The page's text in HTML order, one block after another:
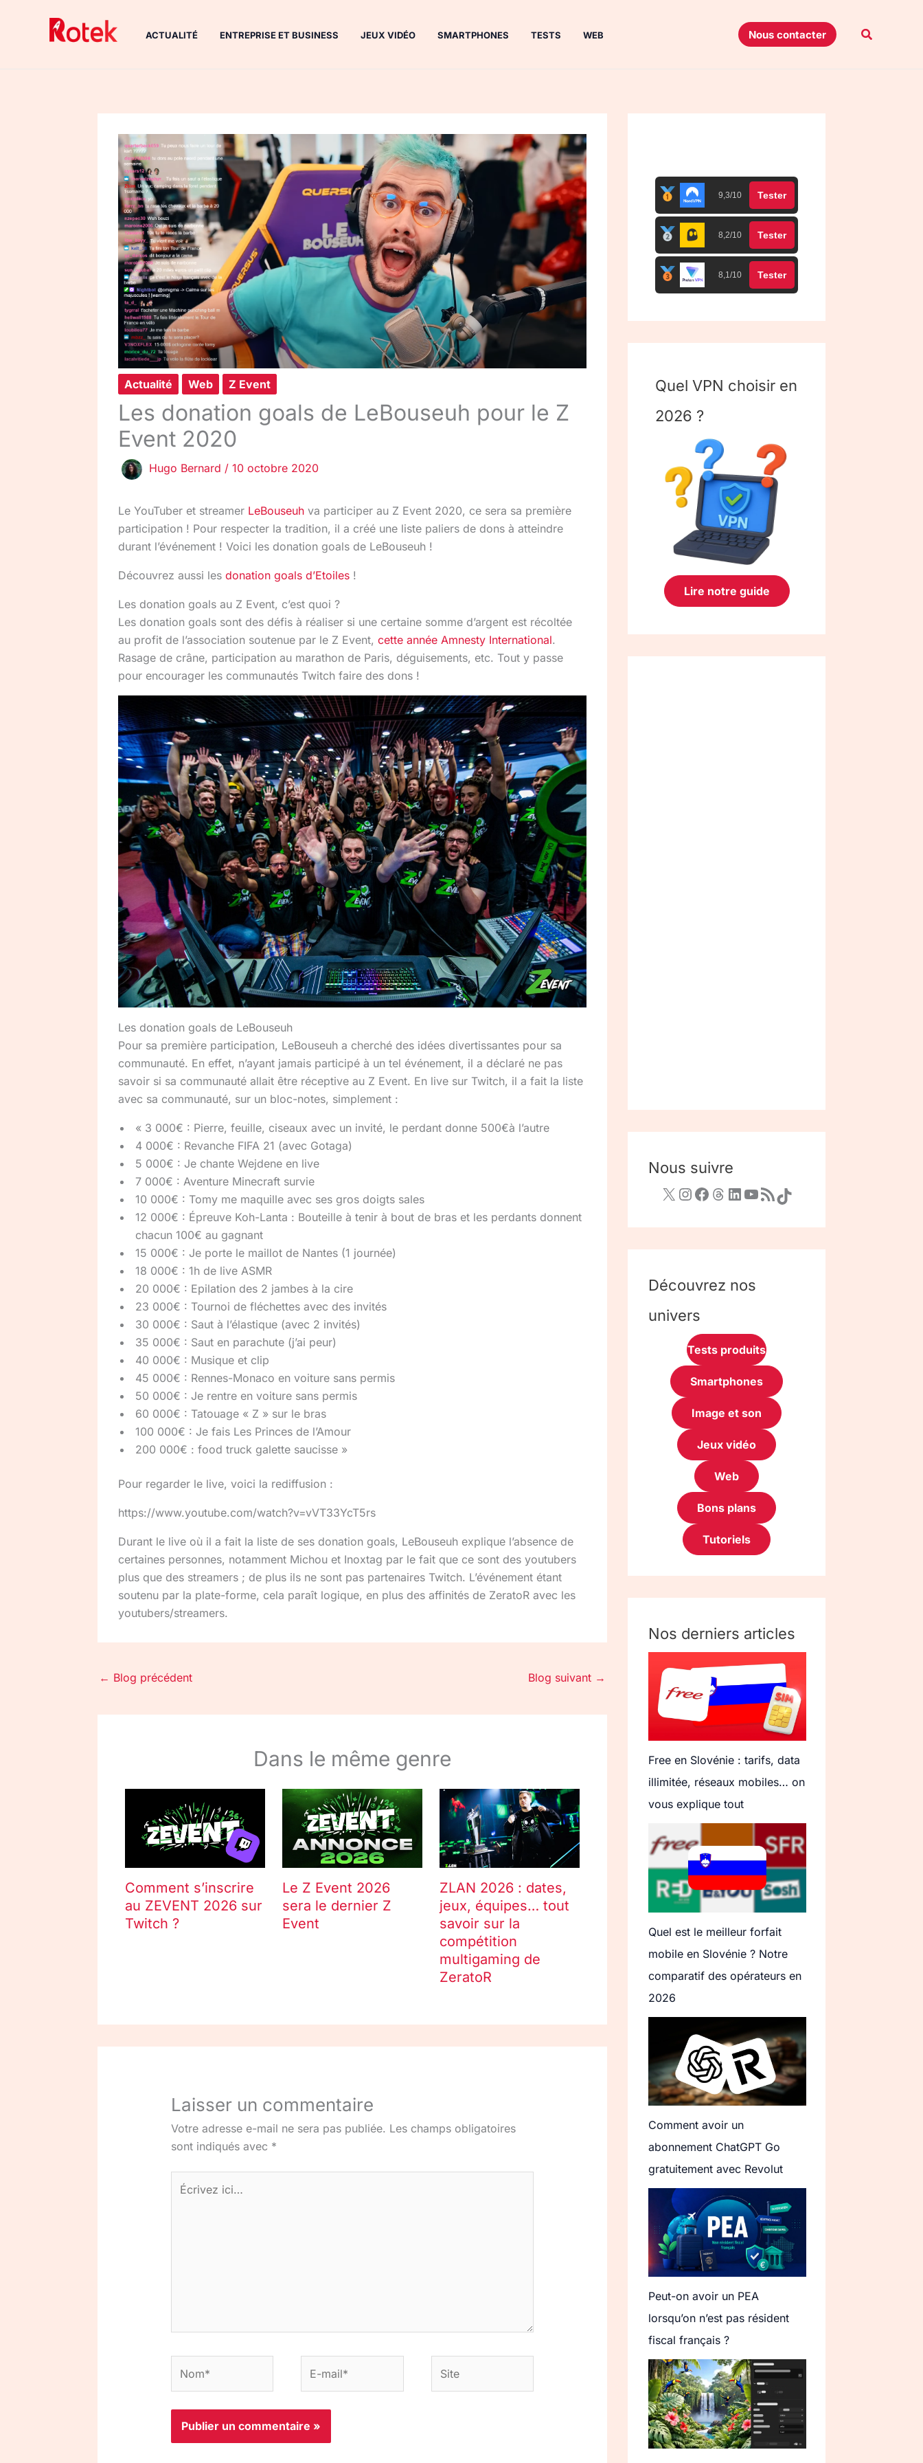
ACTUALITÉ ENTREPRISE ET BUSINESS JEUX VIDÉO SMARTPHONES TESTS WEB Nous contacter
Actualité Web Z Event
Les donation goals de LeBouseuh pour le Z
Event 2020
Hugo Bernard / 10 octobre 2020
Le YouTuber et streamer LeBouseuh va participer au Z Event 2020, ce sera sa première
participation ! Pour respecter la tradition, il a créé une liste paliers de dons à atteindre
durant l’événement ! Voici les donation goals de LeBouseuh !
Découvrez aussi les donation goals d’Etoiles !
Les donation goals au Z Event, c’est quoi ?
Les donation goals sont des défis à réaliser si une certaine somme d’argent est récoltée
au profit de l’association soutenue par le Z Event, cette année Amnesty International.
Rasage de crâne, participation au marathon de Paris, déguisements, etc. Tout y passe
pour encourager les communautés Twitch faire des dons !
Les donation goals de LeBouseuh
Pour sa première participation, LeBouseuh a cherché des idées divertissantes pour sa
communauté. En effet, n’ayant jamais participé à un tel événement, il a déclaré ne pas
savoir si sa communauté allait être réceptive au Z Event. En live sur Twitch, il a fait la liste
avec sa communauté, sur un bloc-notes, simplement :
« 3 000€ : Pierre, feuille, ciseaux avec un invité, le perdant donne 500€à l’autre
4 000€ : Revanche FIFA 21 (avec Gotaga)
5 000€ : Je chante Wejdene en live
7 000€ : Aventure Minecraft survie
10 000€ : Tomy me maquille avec ses gros doigts sales
12 000€ : Épreuve Koh-Lanta : Bouteille à tenir à bout de bras et les perdants donnent
chacun 100€ au gagnant
15 000€ : Je porte le maillot de Nantes (1 journée)
18 000€ : 1h de live ASMR
20 000€ : Epilation des 2 jambes à la cire
23 000€ : Tournoi de fléchettes avec des invités
30 000€ : Saut à l’élastique (avec 2 invités)
35 000€ : Saut en parachute (j’ai peur)
40 000€ : Musique et clip
45 000€ : Rennes-Monaco en voiture sans permis
50 000€ : Je rentre en voiture sans permis
60 000€ : Tatouage « Z » sur le bras
100 000€ : Je fais Les Princes de l’Amour
200 000€ : food truck galette saucisse »
Pour regarder le live, voici la rediffusion :
https://www.youtube.com/watch?v=vVT33YcT5rs
Durant le live où il a fait la liste de ses donation goals, LeBouseuh explique l’absence de
certaines personnes, notamment Michou et Inoxtag par le fait que ce sont des youtubers
plus que des streamers ; de plus ils ne sont pas partenaires Twitch. L’événement étant
soutenu par la plate-forme, cela paraît logique, en plus des affinités de ZeratoR avec les
youtubers/streamers.
← Blog précédent Blog suivant →
Dans le même genre
Comment s’inscrire
au ZEVENT 2026 sur
Twitch ?
Le Z Event 2026
sera le dernier Z
Event
ZLAN 2026 : dates,
jeux, équipes… tout
savoir sur la
compétition
multigaming de
ZeratoR
Laisser un commentaire
Votre adresse e-mail ne sera pas publiée. Les champs obligatoires
sont indiqués avec *
Écrivez
ici…
mail*
9,3/10 Tester
8,2/10 Tester
8,1/10 Tester
Quel VPN choisir en
2026 ?
Lire notre guide
Nous suivre
Découvrez nos
univers
Tests produits
Smartphones
Image et son
Jeux vidéo
Web
Bons plans
Tutoriels
Nos derniers articles
Free en Slovénie : tarifs, data
illimitée, réseaux mobiles… on
vous explique tout
Quel est le meilleur forfait
mobile en Slovénie ? Notre
comparatif des opérateurs en
2026
Comment avoir un
abonnement ChatGPT Go
gratuitement avec Revolut
Peut-on avoir un PEA
lorsqu’on n’est pas résident
fiscal français ?